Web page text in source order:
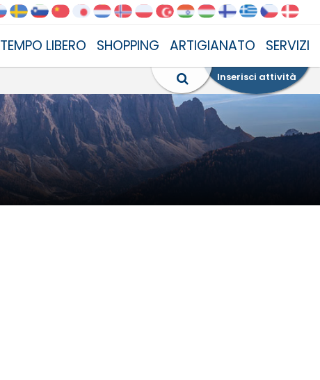
Inserisci attività
TEMPO LIBERO SHOPPING ARTIGIANATO SERVIZI